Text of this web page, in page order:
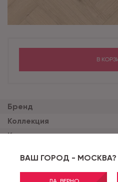
ВАШ ГОРОД - МОСКВА?
Бренд
Коллекция
Класс применения
Ширина планки (мм)
В